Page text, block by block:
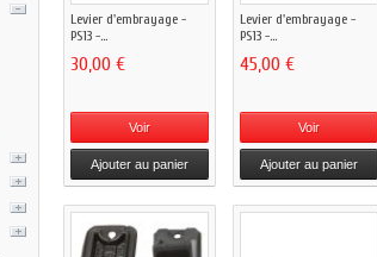
Levier d'embrayage -
PS13 -...
30,00 €
Voir
Ajouter au panier
Levier d'embrayage -
PS13 -...
45,00 €
Voir
Ajouter au panier